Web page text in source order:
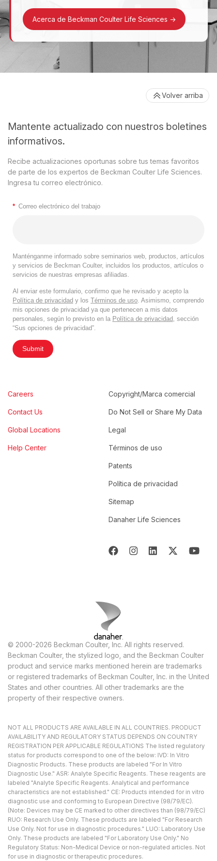
Acerca de Beckman Coulter Life Sciences ->
Mantente actualizado con nuestros boletines
informativos.
Recibe actualizaciones oportunas sobre tus temas favoritos
de parte de los expertos de Beckman Coulter Life Sciences.
Ingresa tu correo electrónico.
* Correo electrónico del trabajo
Manténganme informado sobre seminarios web, productos, artículos
y servicios de Beckman Coulter, incluidos los productos, artículos o
servicios de nuestras empresas afiliadas.
Al enviar este formulario, confirmo que he revisado y acepto la
Política de privacidad y los Términos de uso. Asimismo, comprendo
mis opciones de privacidad ya que pertenecen a mis datos
personales, según lo previsto en la Política de privacidad, sección
“Sus opciones de privacidad”.
Submit
Careers
Contact Us
Global Locations
Help Center
Copyright/Marca comercial
Do Not Sell or Share My Data
Legal
Términos de uso
Patents
Política de privacidad
Sitemap
Danaher Life Sciences
Volver arriba
© 2000-2026 Beckman Coulter, Inc. All rights reserved.
Beckman Coulter, the stylized logo, and the Beckman Coulter
product and service marks mentioned herein are trademarks
or registered trademarks of Beckman Coulter, Inc. in the United
States and other countries. All other trademarks are the
property of their respective owners.
NOT ALL PRODUCTS ARE AVAILABLE IN ALL COUNTRIES. PRODUCT
AVAILABILITY AND REGULATORY STATUS DEPENDS ON COUNTRY
REGISTRATION PER APPLICABLE REGULATIONS The listed regulatory
status for products correspond to one of the below: IVD: In Vitro
Diagnostic Products. These products are labeled "For In Vitro
Diagnostic Use." ASR: Analyte Specific Reagents. These reagents are
labeled "Analyte Specific Reagents. Analytical and performance
characteristics are not established." CE: Products intended for in vitro
diagnostic use and conforming to European Directive (98/79/EC).
(Note: Devices may be CE marked to other directives than (98/79/EC)
RUO: Research Use Only. These products are labeled "For Research
Use Only. Not for use in diagnostic procedures." LUO: Laboratory Use
Only. These products are labeled "For Laboratory Use Only." No
Regulatory Status: Non-Medical Device or non-regulated articles. Not
for use in diagnostic or therapeutic procedures.